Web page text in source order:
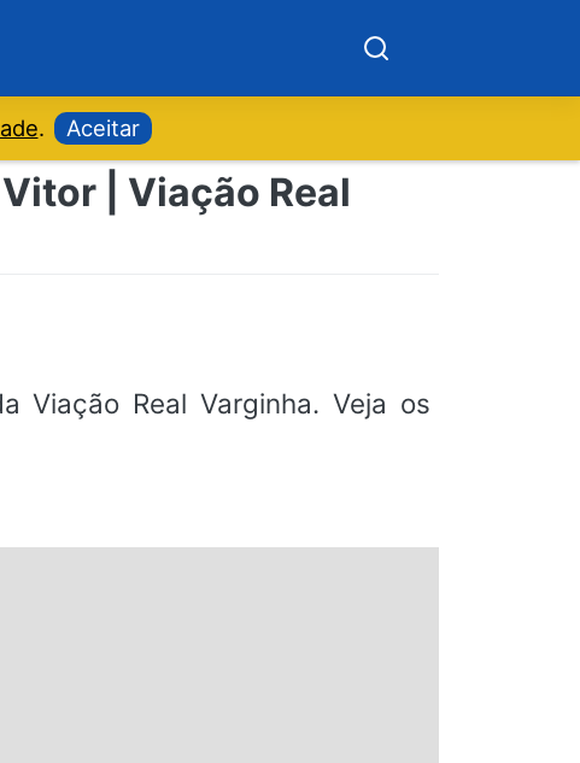
. Aceitar
| Viação Real
Viação Real Varginha. Veja os